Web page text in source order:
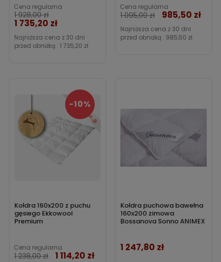
Cena regularna
1 928,00 zł
1 735,20 zł
Najniższa cena z 30 dni
przed obniżką : 1 735,20 zł
Cena regularna
1 095,00 zł Cena
985,50 zł
Najniższa cena z 30 dni
przed obniżką : 985,50 zł
Kołdra 160x200 z puchu
gęsiego Ekkowool
Premium
Cena regularna
1 238,00 zł
-10%
Cena
1 114,20 zł
Kołdra puchowa bawełna
160x200 zimowa
Bossanova Sonno ANIMEX
Cena
1 247,80 zł